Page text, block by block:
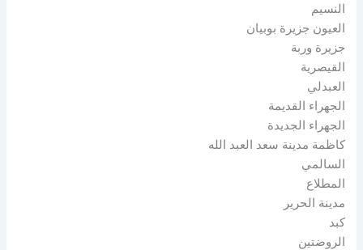
النسيم
العيون جزيرة بوبيان
جزيرة وربة
القيصرية
العبدلي
الجهراء القديمة
الجهراء الجديدة
كاظمة مدينة سعد العبد الله
السالمي
المطلاع
مدينة الحرير
كبد
الروضتين